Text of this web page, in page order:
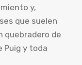
y,
que suelen
quebradero de
Puig y toda